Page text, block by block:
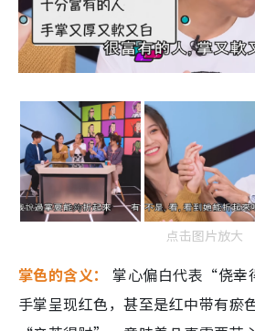
点击图片放大
掌色的含义：
掌心偏白代表“侥
手掌呈现红色，甚至是红中带有瘀